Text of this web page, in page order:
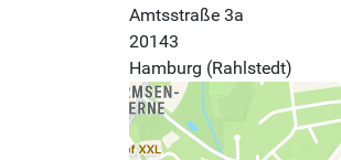
Amtsstraße 3a
20143
Hamburg (Rahlstedt)